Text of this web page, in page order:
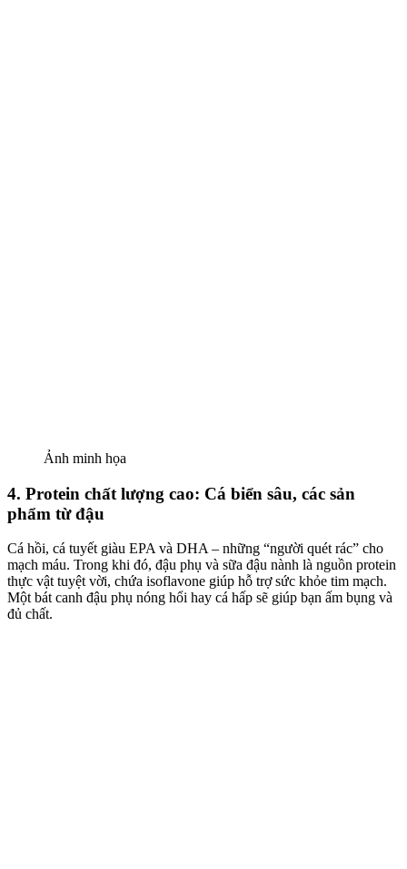
Ảnh minh họa
4. Protein chất lượng cao: Cá biển sâu, các sản
phẩm từ đậu
Cá hồi, cá tuyết giàu EPA và DHA – những “người quét rác” cho
mạch máu. Trong khi đó, đậu phụ và sữa đậu nành là nguồn protein
thực vật tuyệt vời, chứa isoflavone giúp hỗ trợ sức khỏe tim mạch.
Một bát canh đậu phụ nóng hổi hay cá hấp sẽ giúp bạn ấm bụng và
đủ chất.